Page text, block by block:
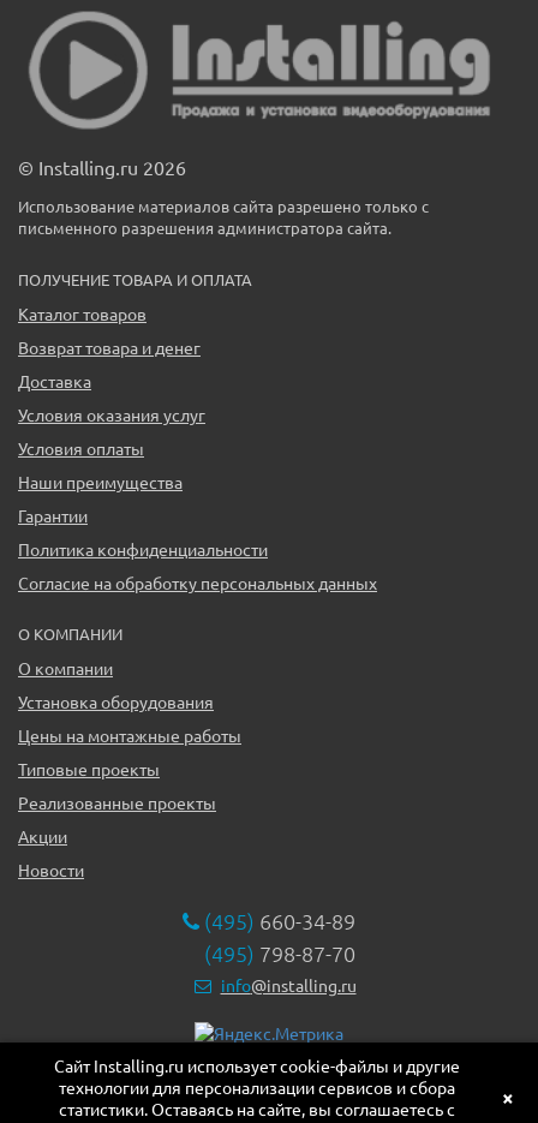
© Installing.ru 2026
Использование материалов сайта разрешено только с
письменного разрешения администратора сайта.
ПОЛУЧЕНИЕ ТОВАРА И ОПЛАТА
Каталог товаров
Возврат товара и денег
Доставка
Условия оказания услуг
Условия оплаты
Наши преимущества
Гарантии
Политика конфиденциальности
Согласие на обработку персональных данных
О КОМПАНИИ
О компании
Установка оборудования
Цены на монтажные работы
Типовые проекты
Реализованные проекты
Акции
Новости
(495) 660-34-89
(495) 798-87-70
info@installing.ru
119331, г. Москва ул. Марии Ульяновой дом 17а, этаж 2,
офис 10
Сайт Installing.ru использует cookie-файлы и другие
технологии для персонализации сервисов и сбора
статистики. Оставаясь на сайте, вы соглашаетесь с
×